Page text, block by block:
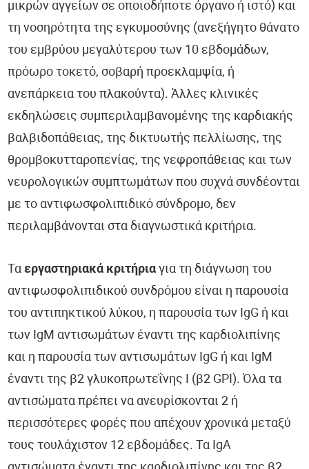
μικρών αγγείων σε οποιοδήποτε όργανο ή ιστό) και
τη νοσηρότητα της εγκυμοσύνης (ανεξήγητο θάνατο
του εμβρύου μεγαλύτερου των 10 εβδομάδων,
πρόωρο τοκετό, σοβαρή προεκλαμψία, ή
ανεπάρκεια του πλακούντα). Άλλες κλινικές
εκδηλώσεις συμπεριλαμβανομένης της καρδιακής
βαλβιδοπάθειας, της δικτυωτής πελλίωσης, της
θρομβοκυτταροπενίας, της νεφροπάθειας και των
νευρολογικών συμπτωμάτων που συχνά συνδέονται
με το αντιφωσφολιπιδικό σύνδρομο, δεν
περιλαμβάνονται στα διαγνωστικά κριτήρια.
Ταεργαστηριακά κριτήρια για τη διάγνωση του
αντιφωσφολιπιδικού συνδρόμου είναι η παρουσία
του αντιπηκτικού λύκου, η παρουσία των IgG ή και
των IgM αντισωμάτων έναντι της καρδιολιπίνης
και η παρουσία των αντισωμάτων IgG ή και IgM
έναντι της β2 γλυκοπρωτεΐνης Ι (β2 GPΙ). Όλα τα
αντισώματα πρέπει να ανευρίσκονται 2 ή
περισσότερες φορές που απέχουν χρονικά μεταξύ
τους τουλάχιστον 12 εβδομάδες. Τα IgA